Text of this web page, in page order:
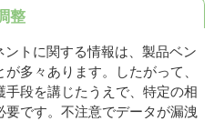
整
トに関する情報は、製品ベン
多々あります。したがって、
段を講じたうえで、特定の相
です。不注意でデータが漏洩